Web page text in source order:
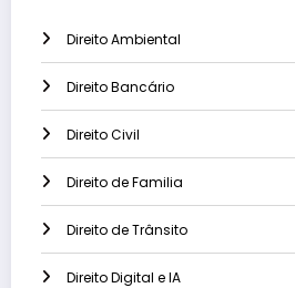
Direito Ambiental
Direito Bancário
Direito Civil
Direito de Familia
Direito de Trânsito
Direito Digital e IA